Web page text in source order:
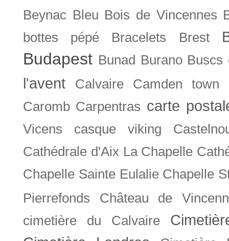
Beynac Bleu Bois de Vincennes
bottes pépé
Bracelets Brest
Budapest Bunad Burano Buscs
l'avent Calvaire Camden town
Caromb Carpentras carte
Vicens casque viking
Cathédrale d'Aix La Chapelle
Chapelle Sainte Eulalie Chapelle
Pierrefonds
Château de
cimetière du Calvaire